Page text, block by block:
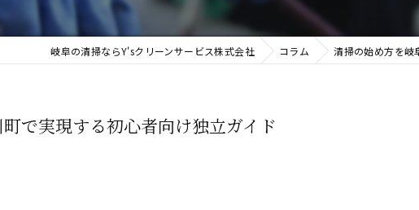
岐阜の清掃ならY'sクリーンサービス株式会社 コラム 清掃の始め方を岐
で実現する初心者向け独立ガイド